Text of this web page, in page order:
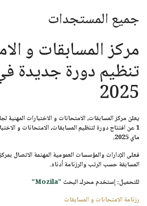
جميع المستجدات
مركز المسابقات و
تنظيم دورة جديدة
2025
يعلن مركز المسابقات، الامتحانات و الاختبارات المهنية
1عن افتتاح دورة لتنظيم المسابقات، الامتحانات و
ماي 2025.
فعلى الإدارات والمؤسسات العمومية المهتمة الاتصال
المسابقة حسب الرتب والرزنامة أدناه.
للتحميل:إستخدم محرك البحث "Mozila"
رزنامة الامتحانات و المسابقات